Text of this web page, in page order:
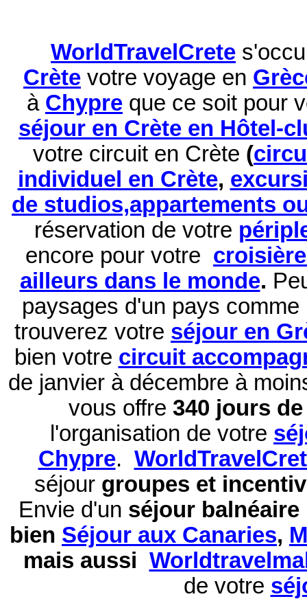
WorldTravelCrete
Crète votre voyage en
à Chypre que ce soit pour
séjour en Crète en Hôtel-
votre circuit en Crète (
individuel en Crète,
de studios,appartements
réservation de votre
encore pour votre
ailleurs dans le monde.
paysages d'un pays
trouverez votre séjour en
bien votre circuit
de janvier à décembre à
vous offre 340 jours
l'organisation de votre
Chypre.
séjour groupes et
Envie d'un séjour balnéaire
bien Séjour aux Canaries,
mais aussi
de votre